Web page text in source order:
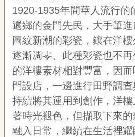
1920-1935年間華人流行的
還鄉的金門先民，大手筆進
圖紋新潮的彩瓷，鑲在洋
逐漸凋零、此種彩瓷也不
的洋樓素材相對豐富，因
門設店，一邊進行田野調
持續將其運用到創作，洋
著時光褪色，但擷取下來
融入日常，繼續在生活裡耀